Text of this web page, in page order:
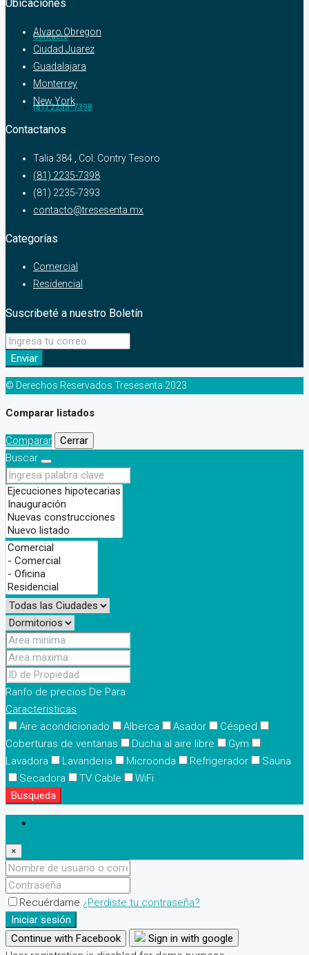
Contacto
(81) 2235-7398
Ubicaciones
Alvaro Obregon
Ciudad Juarez
Guadalajara
Monterrey
New York
Contactanos
Talia 384 , Col. Contry Tesoro
(81) 2235-7398
(81) 2235-7393
contacto@tresesenta.mx
Categorías
Comercial
Residencial
Suscribeté a nuestro Boletín
Enviar
© Derechos Reservados Tresesenta 2023
Comparar listados
Comparar
Cerrar
Buscar
Ranfo de precios De Para
Caracteristicas
Aire acondicionado
Alberca Asador
Césped
Coberturas de ventanas
Ducha al aire libre
Gym
Lavadora
Lavanderia Microonda Refrigerador
Sauna
Secadora
TV Cable
WiFi
Busqueda
×
Recuérdame ¿Perdiste tu contraseña?
Iniciar sesión
Continue with Facebook
Sign in with google